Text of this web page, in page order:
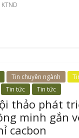
Tin chuyên ngành
Tin tức Tin tức
thảo phát
minh gắn
cacbon